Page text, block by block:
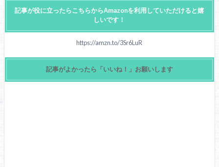
記事が役に立ったらこちらからAmazonを利用していただけると嬉
しいです！
https://amzn.to/3Sr6LuR
記事がよかったら「いいね！」お願いします